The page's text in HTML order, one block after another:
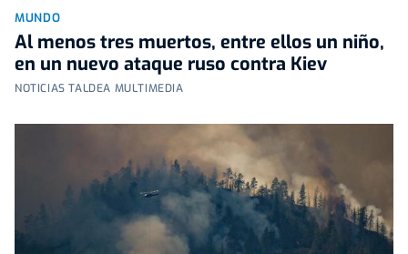
MUNDO
Al menos tres muertos, entre ellos un niño,
en un nuevo ataque ruso contra Kiev
NOTICIAS TALDEA MULTIMEDIA